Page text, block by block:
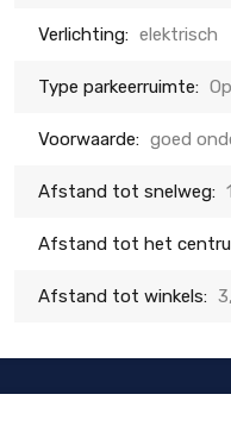
Verlichting: elektrisch
Type parkeerruimte:
Voorwaarde: goed
Afstand tot snelweg:
Afstand tot het
Afstand tot winkels: